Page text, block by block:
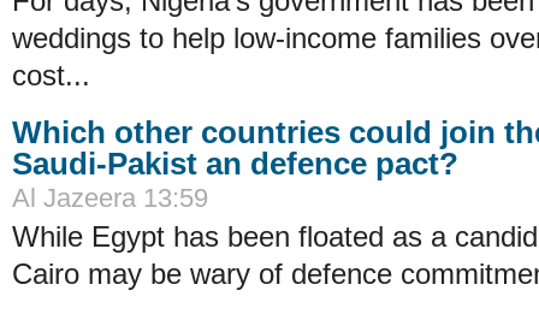
weddings to help low-income families
cost...
Which other countries could join
Saudi-Pakist an defence pact?
Al Jazeera 13:59
While Egypt has been floated as a
Cairo may be wary of defence